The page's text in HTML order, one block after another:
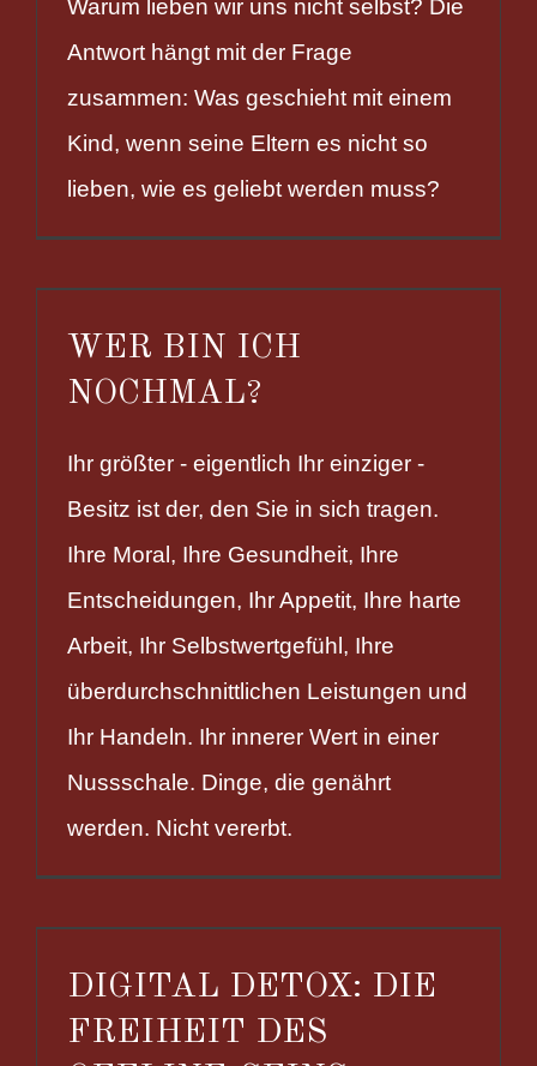
Warum lieben wir uns nicht selbst? Die
Antwort hängt mit der Frage
zusammen: Was geschieht mit einem
Kind, wenn seine Eltern es nicht so
lieben, wie es geliebt werden muss?
WER BIN ICH
NOCHMAL?
Ihr größter - eigentlich Ihr einziger -
Besitz ist der, den Sie in sich tragen.
Ihre Moral, Ihre Gesundheit, Ihre
Entscheidungen, Ihr Appetit, Ihre harte
Arbeit, Ihr Selbstwertgefühl, Ihre
überdurchschnittlichen Leistungen und
Ihr Handeln. Ihr innerer Wert in einer
Nussschale. Dinge, die genährt
werden. Nicht vererbt.
DIGITAL DETOX: DIE
FREIHEIT DES